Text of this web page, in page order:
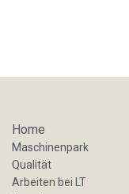
Home
Maschinenpark
Qualität
Arbeiten bei LT